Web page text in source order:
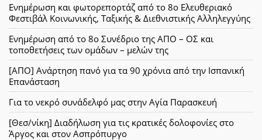
Ενημέρωση και φωτορεπορτάζ από το 8ο Ελευθεριακό
Φεστιβάλ Κοινωνικής, Ταξικής & Διεθνιστικής Αλληλεγγύης
Ενημέρωση από το 8ο Συνέδριο της ΑΠΟ – ΟΣ και
τοποθετήσεις των ομάδων – μελών της
[ΑΠΟ] Ανάρτηση πανό για τα 90 χρόνια από την Ισπανική
Επανάσταση
Για το νεκρό συνάδελφό μας στην Αγία Παρασκευή
[Θεσ/νίκη] Διαδήλωση για τις κρατικές δολοφονίες στο
Άργος και στον Ασπρόπυργο